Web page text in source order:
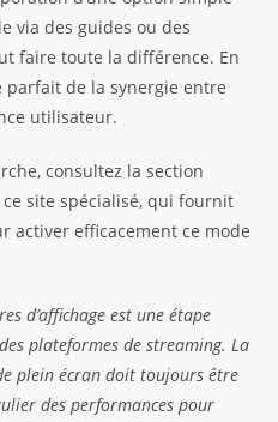
via des guides ou des
faire toute la différence. En
parfait de la synergie entre
utilisateur.
consultez la section
site spécialisé, qui fournit
activer efficacement ce mode
d’affichage est une étape
plateformes de streaming. La
plein écran doit toujours être
des performances pour